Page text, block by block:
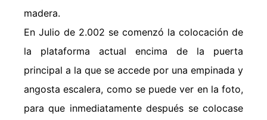
madera.
En Julio de 2.002 se comenzó la colocación de
la plataforma actual encima de la puerta
principal a la que se accede por una empinada y
angosta escalera, como se puede ver en la foto,
para que inmediatamente después se colocase